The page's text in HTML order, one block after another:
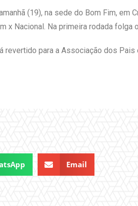
(19), na sede do Bom Fim, em
x Nacional. Na primeira rodada folga
revertido para a Associação dos Pais
Email